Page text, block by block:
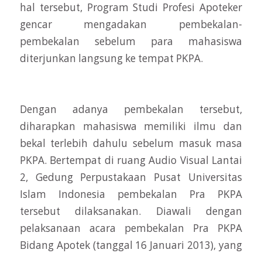
hal tersebut, Program Studi Profesi Apoteker
gencar mengadakan pembekalan-
pembekalan sebelum para mahasiswa
diterjunkan langsung ke tempat PKPA.
Dengan adanya pembekalan tersebut,
diharapkan mahasiswa memiliki ilmu dan
bekal terlebih dahulu sebelum masuk masa
PKPA. Bertempat di ruang Audio Visual Lantai
2, Gedung Perpustakaan Pusat Universitas
Islam Indonesia pembekalan Pra PKPA
tersebut dilaksanakan. Diawali dengan
pelaksanaan acara pembekalan Pra PKPA
Bidang Apotek (tanggal 16 Januari 2013), yang